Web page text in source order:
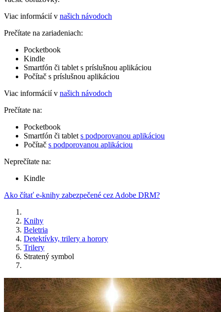
Viac informácií v našich návodoch
Prečítate na zariadeniach:
Pocketbook
Kindle
Smartfón či tablet s príslušnou aplikáciou
Počítač s príslušnou aplikáciou
Viac informácií v našich návodoch
Prečítate na:
Pocketbook
Smartfón či tablet s podporovanou aplikáciou
Počítač s podporovanou aplikáciou
Neprečítate na:
Kindle
Ako čítať e-knihy zabezpečené cez Adobe DRM?
Knihy
Beletria
Detektívky, trilery a horory
Trilery
Stratený symbol